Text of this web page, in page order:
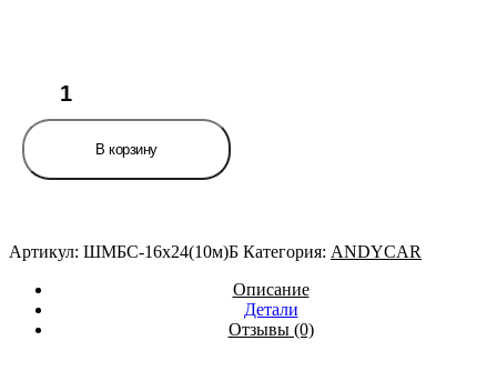
Шланг
d=16х24-
0.63
маслобензостойкий
за
режем)
ANDYCAR
В корзину
Артикул: ШМБС-16х24(10м)Б Категория: ANDYCAR
Описание
Детали
Отзывы (0)